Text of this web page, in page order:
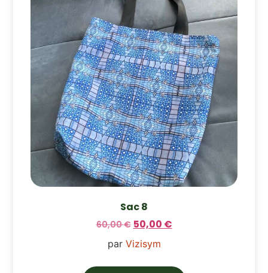
Sac 8
60,00€ 50,00 €
par Vizisym